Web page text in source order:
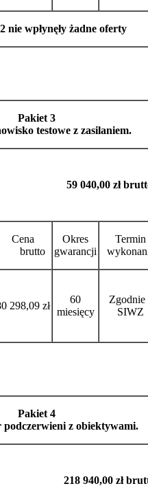
nie wpłynęły żadne oferty
Pakiet 3
testowe z zasilaniem.
59 040,00 zł
Cena
brutto
Okres
gwarancji
Termin
298,09 zł
60
miesięcy
Zgodnie
SIWZ
Pakiet 4
podczerwieni z obiektywami.
218 940,00 zł